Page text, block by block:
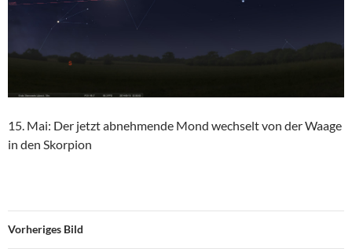
15. Mai: Der jetzt abnehmende Mond wechselt von der Waage
in den Skorpion
Vorheriges Bild